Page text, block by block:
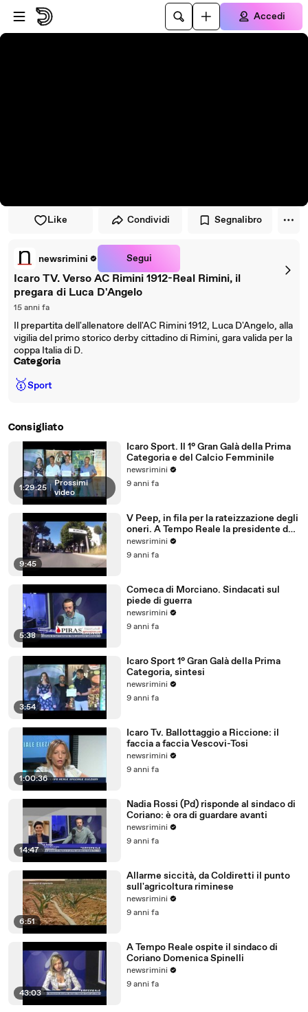
Vai al lettore
Passa al contenuto principale
Accedi
Like Condividi Segnalibro
newsrimini Segui
Icaro TV. Verso AC Rimini 1912-Real Rimini, il
pregara di Luca D'Angelo
15 anni fa
Il prepartita dell'allenatore dell'AC Rimini 1912, Luca D'Angelo, alla
vigilia del primo storico derby cittadino di Rimini, gara valida per la
coppa Italia di D.
Categoria
🥇Sport
Consigliato
1:29:25 | Prossimi
video
Icaro Sport. Il 1° Gran Galà della Prima
Categoria e del Calcio Femminile
newsrimini
9 anni fa
9:45
V Peep, in fila per la rateizzazione degli
oneri. A Tempo Reale la presidente del
Comitato
newsrimini
9 anni fa
5:38
Comeca di Morciano. Sindacati sul
piede di guerra
newsrimini
9 anni fa
3:54
Icaro Sport 1° Gran Galà della Prima
Categoria, sintesi
newsrimini
9 anni fa
1:00:36
Icaro Tv. Ballottaggio a Riccione: il
faccia a faccia Vescovi-Tosi
newsrimini
9 anni fa
14:47
Nadia Rossi (Pd) risponde al sindaco di
Coriano: è ora di guardare avanti
newsrimini
9 anni fa
6:51
Allarme siccità, da Coldiretti il punto
sull'agricoltura riminese
newsrimini
9 anni fa
43:03
A Tempo Reale ospite il sindaco di
Coriano Domenica Spinelli
newsrimini
9 anni fa